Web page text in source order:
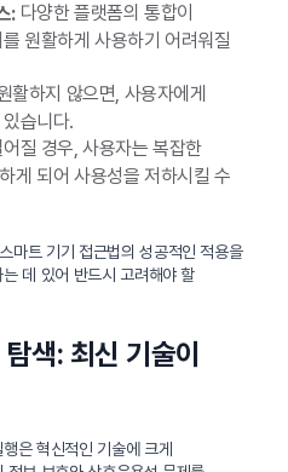
:다양한 플랫폼의 통합이
원활하게 사용하기 어려워질
활하지 않으면, 사용자에게
습니다.
질 경우, 사용자는 복잡한
게 되어 사용성을 저하시킬 수
마트 기기 접근법의 성공적인 적용을
데 있어 반드시 고려해야 할
색: 최신 기술이
은 혁신적인 기술에 크게